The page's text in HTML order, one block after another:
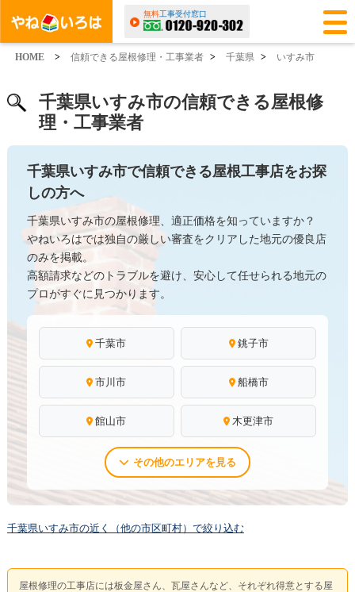
無料工事受付窓口
HOME > 信頼できる屋根修理・工事業者 > 千葉県 > いすみ市
千葉県いすみ市の信頼できる屋根修
理・工事業者
千葉県いすみ市で信頼できる屋根工事店をお探
しの方へ
千葉県いすみ市の屋根修理、適正価格を知っていますか？
やねいろはでは独自の厳しい審査をクリアした地元の優良店
のみを掲載。
高額請求などのトラブルを避け、安心して任せられる地元の
プロがすぐに見つかります。
千葉市 銚子市
市川市 船橋市
館山市 木更津市
その他のエリアを見る
千葉県いすみ市の近く（他の市区町村）で絞り込む
屋根修理の工事店には板金屋さん、瓦屋さんなど、それぞれ得意とする屋